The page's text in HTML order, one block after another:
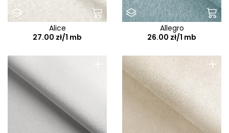
Alice
27.00 zł/1 mb
Allegro
26.00 zł/1 mb
+ +